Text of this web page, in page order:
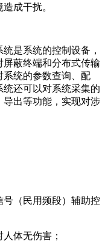
成干扰。
是系统的控制设备，
蔽终端和分布式传输
系统的参数查询、配
还可以对系统采集的
出等功能，实现对涉
号（民用频段）辅助控
体无伤害；